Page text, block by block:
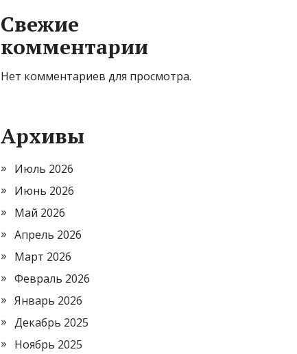
Свежие
комментарии
Нет комментариев для просмотра.
Архивы
Июль 2026
Июнь 2026
Май 2026
Апрель 2026
Март 2026
Февраль 2026
Январь 2026
Декабрь 2025
Ноябрь 2025